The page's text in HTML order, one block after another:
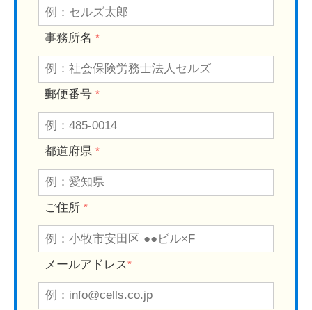
事務所名 *
郵便番号 *
都道府県 *
ご住所 *
メールアドレス*